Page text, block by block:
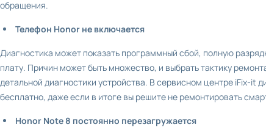
обращения.
Телефон Honor не включается
Диагностика может показать программный сбой, полную
плату. Причин может быть множество, и выбрать тактику
детальной диагностики устройства. В сервисном центре iFix-it
бесплатно, даже если в итоге вы решите не ремонтировать
Honor Note 8 постоянно перезагружается